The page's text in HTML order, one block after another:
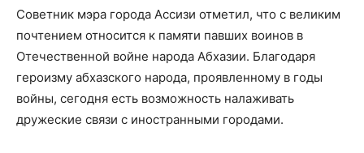
Советник мэра города Ассизи отметил, что с великим
почтением относится к памяти павших воинов в
Отечественной войне народа Абхазии. Благодаря
героизму абхазского народа, проявленному в годы
войны, сегодня есть возможность налаживать
дружеские связи с иностранными городами.